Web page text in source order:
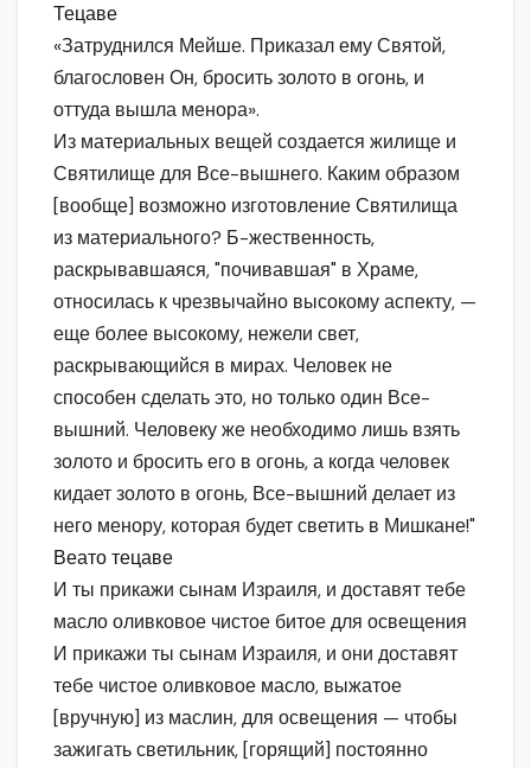
Тецаве
«Затруднился Мейше. Приказал ему Святой,
благословен Он, бросить золото в огонь, и
оттуда вышла менора».
Из материальных вещей создается жилище и
Святилище для Все-вышнего. Каким образом
[вообще] возможно изготовление Святилища
из материального? Б-жественность,
раскрывавшаяся, "почивавшая" в Храме,
относилась к чрезвычайно высокому аспекту, —
еще более высокому, нежели свет,
раскрывающийся в мирах. Человек не
способен сделать это, но только один Все-
вышний. Человеку же необходимо лишь взять
золото и бросить его в огонь, а когда человек
кидает золото в огонь, Все-вышний делает из
него менору, которая будет светить в Мишкане!"
Веато тецаве
И ты прикажи сынам Израиля, и доставят тебе
масло оливковое чистое битое для освещения
И прикажи ты сынам Израиля, и они доставят
тебе чистое оливковое масло, выжатое
[вручную] из маслин, для освещения — чтобы
зажигать светильник, [горящий] постоянно